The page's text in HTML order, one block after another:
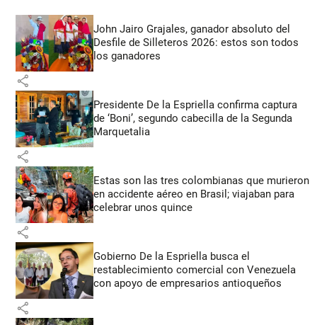
John Jairo Grajales, ganador absoluto del
Desfile de Silleteros 2026: estos son todos
los ganadores
share
Presidente De la Espriella confirma captura
de ‘Boni’, segundo cabecilla de la Segunda
Marquetalia
share
Estas son las tres colombianas que murieron
en accidente aéreo en Brasil; viajaban para
celebrar unos quince
share
Gobierno De la Espriella busca el
restablecimiento comercial con Venezuela
con apoyo de empresarios antioqueños
share